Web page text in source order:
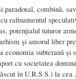
combină,
rafinamentul
potenţialul tuturor
şi amorul liber
subterană şi
cu societatea
în U.R.S.S.) la